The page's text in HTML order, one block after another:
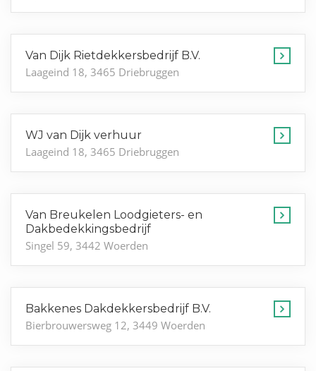
Van Dijk Rietdekkersbedrijf B.V.
Laageind 18, 3465 Driebruggen
WJ van Dijk verhuur
Laageind 18, 3465 Driebruggen
Van Breukelen Loodgieters- en
Dakbedekkingsbedrijf
Singel 59, 3442 Woerden
Bakkenes Dakdekkersbedrijf B.V.
Bierbrouwersweg 12, 3449 Woerden